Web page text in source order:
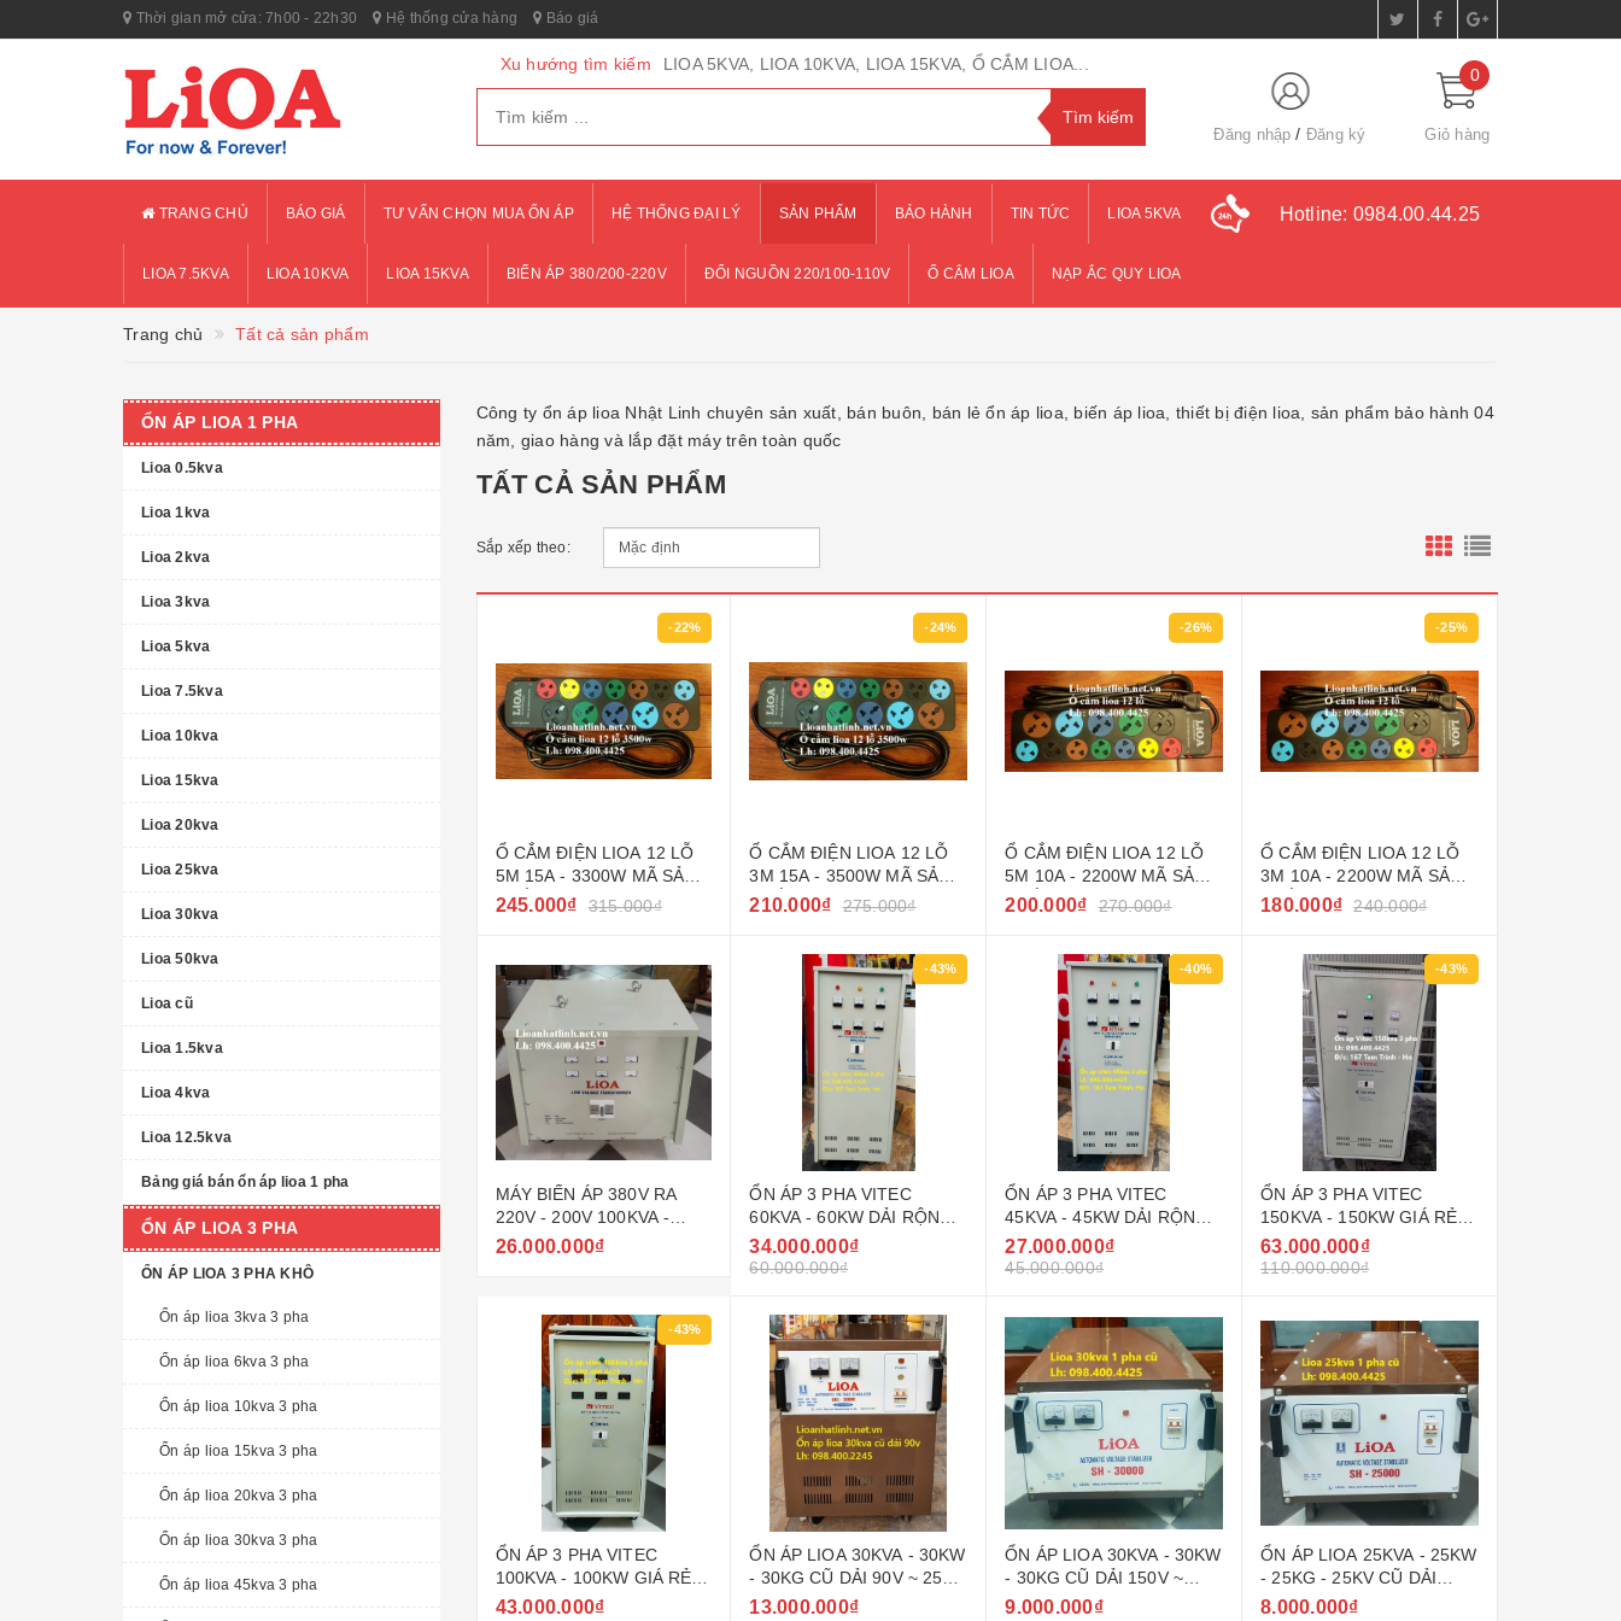
Thời gian mở cửa: 7h00 - 22h30 Hệ thống cửa hàng Báo giá
Xu hướng tìm kiếm LIOA 5KVA, LIOA 10KVA, LIOA 15KVA, Ổ CẮM LIOA...
Đăng nhập Đăng ký
0
Giỏ hàng
TRANG CHỦ BÁO GIÁ TƯ VẤN CHỌN MUA ỔN ÁP HỆ THỐNG ĐẠI LÝ SẢN PHẨM BẢO HÀNH TIN TỨC LIOA 5KVA
LIOA 7.5KVA LIOA 10KVA LIOA 15KVA BIẾN ÁP 380/200-220V ĐỔI NGUỒN 220/100-110V Ổ CẮM LIOA NẠP ẮC QUY LIOA
Hotline: 0984.00.44.25
Trang chủ Tất cả sản phẩm
Công ty ổn áp lioa Nhật Linh chuyên sản xuất, bán buôn, bán lẻ ổn áp lioa, biến áp lioa, thiết bị điện lioa, sản phẩm bảo hành 04
năm, giao hàng và lắp đặt máy trên toàn quốc
TẤT CẢ SẢN PHẨM
Sắp xếp theo:
-22%
Ổ CẮM ĐIỆN LIOA 12 LỖ
5M 15A - 3300W MÃ SẢN
PHẨM 5D7SN15A5.2
245.000₫ 315.000₫
-24%
Ổ CẮM ĐIỆN LIOA 12 LỖ
3M 15A - 3500W MÃ SẢN
PHẨM 5D7SN15A3.2
210.000₫ 275.000₫
-26%
Ổ CẮM ĐIỆN LIOA 12 LỖ
5M 10A - 2200W MÃ SẢN
PHẨM 5D7SN5.2
200.000₫ 270.000₫
-25%
Ổ CẮM ĐIỆN LIOA 12 LỖ
3M 10A - 2200W MÃ SẢN
PHẨM 5D7SN3.2
180.000₫ 240.000₫
MÁY BIẾN ÁP 380V RA
220V - 200V 100KVA -
100KW LIOA
26.000.000₫
-43%
ỔN ÁP 3 PHA VITEC
60KVA - 60KW DẢI RỘNG
160V - 430V ( 90V - 250V )
GIÁ RẺ
34.000.000₫
60.000.000₫
-40%
ỔN ÁP 3 PHA VITEC
45KVA - 45KW DẢI RỘNG
160V - 430V ( 90V - 250V )
GIÁ RẺ
27.000.000₫
45.000.000₫
-43%
ỔN ÁP 3 PHA VITEC
150KVA - 150KW GIÁ RẺ
NHẤT THỊ TRƯỜNG
63.000.000₫
110.000.000₫
-43%
ỔN ÁP 3 PHA VITEC
100KVA - 100KW GIÁ RẺ
NHẤT THỊ TRƯỜNG
43.000.000₫
ỔN ÁP LIOA 30KVA - 30KW
- 30KG CŨ DẢI 90V ~ 250V
MODEL DRI - 30000
13.000.000₫
ỔN ÁP LIOA 30KVA - 30KW
- 30KG CŨ DẢI 150V ~
250V MODEL SH - 30000
9.000.000₫
ỔN ÁP LIOA 25KVA - 25KW
- 25KG - 25KV CŨ DẢI
150V ~ 250V MODEL SH -
8.000.000₫
ỔN ÁP LIOA 1 PHA
Lioa 0.5kva
Lioa 1kva
Lioa 2kva
Lioa 3kva
Lioa 5kva
Lioa 7.5kva
Lioa 10kva
Lioa 15kva
Lioa 20kva
Lioa 25kva
Lioa 30kva
Lioa 50kva
Lioa cũ
Lioa 1.5kva
Lioa 4kva
Lioa 12.5kva
Bảng giá bán ổn áp lioa 1 pha
ỔN ÁP LIOA 3 PHA
ỔN ÁP LIOA 3 PHA KHÔ
Ổn áp lioa 3kva 3 pha
Ổn áp lioa 6kva 3 pha
Ổn áp lioa 10kva 3 pha
Ổn áp lioa 15kva 3 pha
Ổn áp lioa 20kva 3 pha
Ổn áp lioa 30kva 3 pha
Ổn áp lioa 45kva 3 pha